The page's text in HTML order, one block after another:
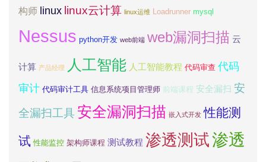
构师 linux linux云计算 linux运维 Loadrunner mysql
Nessus python开发 web前端 web漏洞扫描 云
计算 产品经理 人工智能 人工智能教程 代码审查 代码
审计 代码审计工具 信息系统项目管理师 前端课程 安全漏扫 安
全漏扫工具 安全漏洞扫描 嵌入式开发 性能测
试 性能监控 架构师课程 测试教程 渗透测试渗透